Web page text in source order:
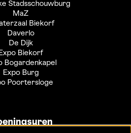
Stadsschouwburg
MaZ
Biekorf
Daverlo
De Dijk
Expo Biekorf
Bogardenkapel
Expo Burg
Poortersloge